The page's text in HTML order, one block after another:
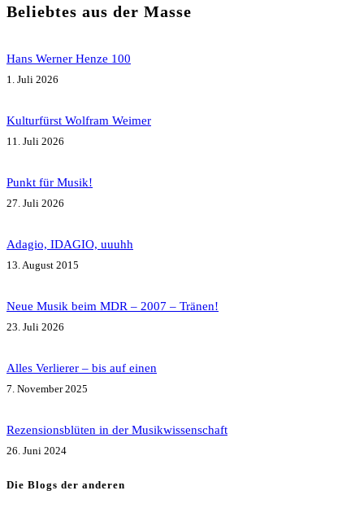
Beliebtes aus der Masse
Hans Werner Henze 100
1. Juli 2026
Kulturfürst Wolfram Weimer
11. Juli 2026
Punkt für Musik!
27. Juli 2026
Adagio, IDAGIO, uuuhh
13. August 2015
Neue Musik beim MDR – 2007 – Tränen!
23. Juli 2026
Alles Verlierer – bis auf einen
7. November 2025
Rezensionsblüten in der Musikwissenschaft
26. Juni 2024
Die Blogs der anderen